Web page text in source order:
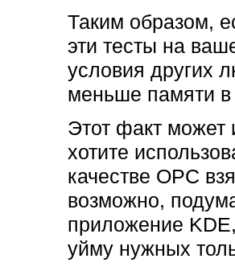
Таким образом,
эти тесты на
условия других
меньше памяти в
Этот факт
хотите
качестве ОРС
возможно,
приложение
уйму нужных